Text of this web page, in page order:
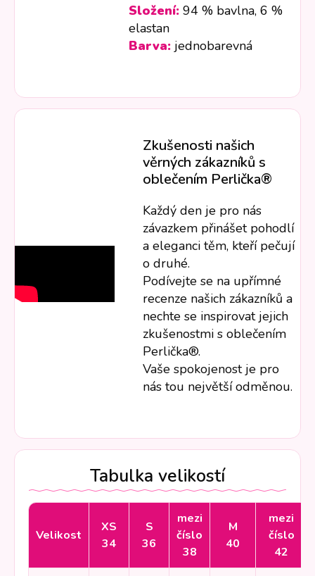
Složení: 94 % bavlna, 6 %
elastan
Barva: jednobarevná
Zkušenosti našich
věrných zákazníků s
oblečením Perlička®
Každý den je pro nás
závazkem přinášet pohodlí
a eleganci těm, kteří pečují
o druhé.
Podívejte se na upřímné
recenze našich zákazníků a
nechte se inspirovat jejich
zkušenostmi s oblečením
Perlička®.
Vaše spokojenost je pro
nás tou největší odměnou.
Tabulka velikostí
Velikost
XS
34
S
36
mezi
číslo
38
M
40
mezi
číslo
42